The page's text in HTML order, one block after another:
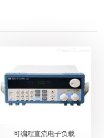
可编程直流电子负载